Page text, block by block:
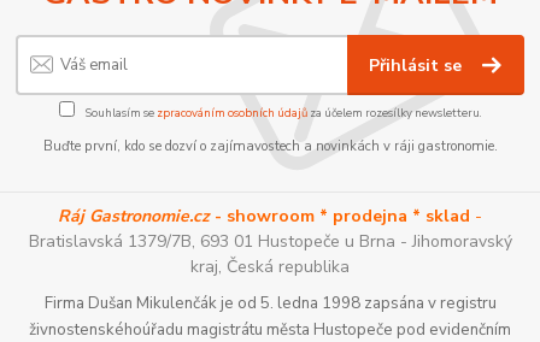
Přihlásit se
Souhlasím se zpracováním osobních údajůza účelem rozesílky newsletteru.
Buďte první, kdo se dozví o zajímavostech a novinkách v ráji gastronomie.
Ráj Gastronomie.cz- showroom * prodejna * sklad -
Bratislavská 1379/7B, 693 01 Hustopeče u Brna - Jihomoravský
kraj, Česká republika
Firma Dušan Mikulenčák je od 5. ledna 1998 zapsána v registru
živnostenskéhoúřadu magistrátu města Hustopeče pod evidenčním